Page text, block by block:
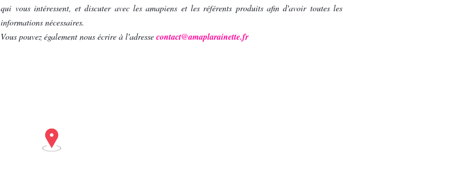
qui vous intéressent, et discuter avec les amapiens et les référents produits afin d'avoir toutes les
informations nécessaires.
Vous pouvez également nous écrire à l'adressecontact@amaplarainette.fr